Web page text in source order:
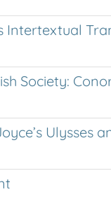
Intertextual
Society:
Ulysses